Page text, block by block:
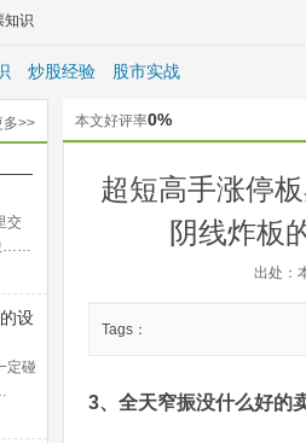
知识
炒股经验 股市实战
多>>
——
交
……
设
定碰
本文好评率0%
超短高手涨停
阴线炸板
出处：
Tags：
3、全天窄振没什么好的